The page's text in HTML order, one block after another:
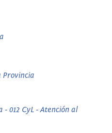
Provincia
012 CyL - Atención al